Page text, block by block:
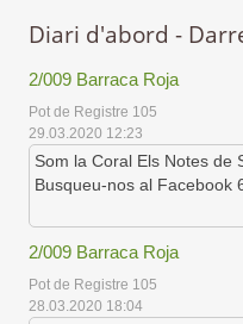
Diari d'abord -
2/009 Barraca Roja
Pot de Registre 105
29.03.2020 12:23
Som la Coral Els Notes de
Busqueu-nos al Facebook
2/009 Barraca Roja
Pot de Registre 105
28.03.2020 18:04